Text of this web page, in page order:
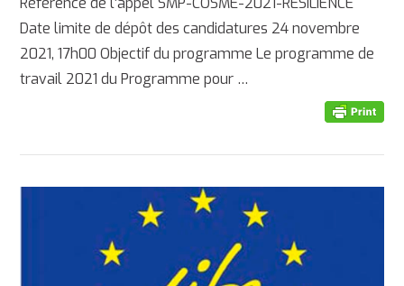
AFFICHER
Date limite de dépôt des candidatures 24 novembre
2021, 17h00 Objectif du programme Le programme de
travail 2021 du Programme pour …